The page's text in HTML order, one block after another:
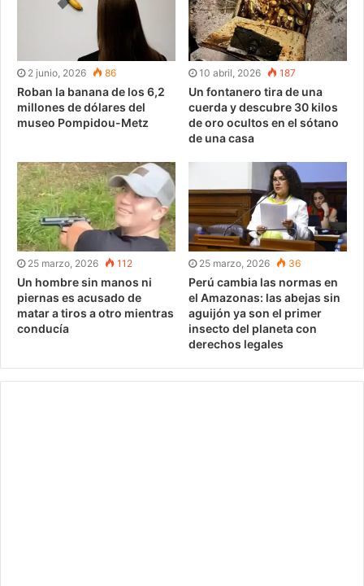
2 junio, 2026 86
Roban la banana de los 6,2
millones de dólares del
museo Pompidou-Metz
10 abril, 2026 187
Un fontanero tira de una
cuerda y descubre 30 kilos
de oro ocultos en el sótano
de una casa
25 marzo, 2026 112
Un hombre sin manos ni
piernas es acusado de
matar a tiros a otro mientras
conducía
25 marzo, 2026 36
Perú cambia las normas en
el Amazonas: las abejas sin
aguijón ya son el primer
insecto del planeta con
derechos legales